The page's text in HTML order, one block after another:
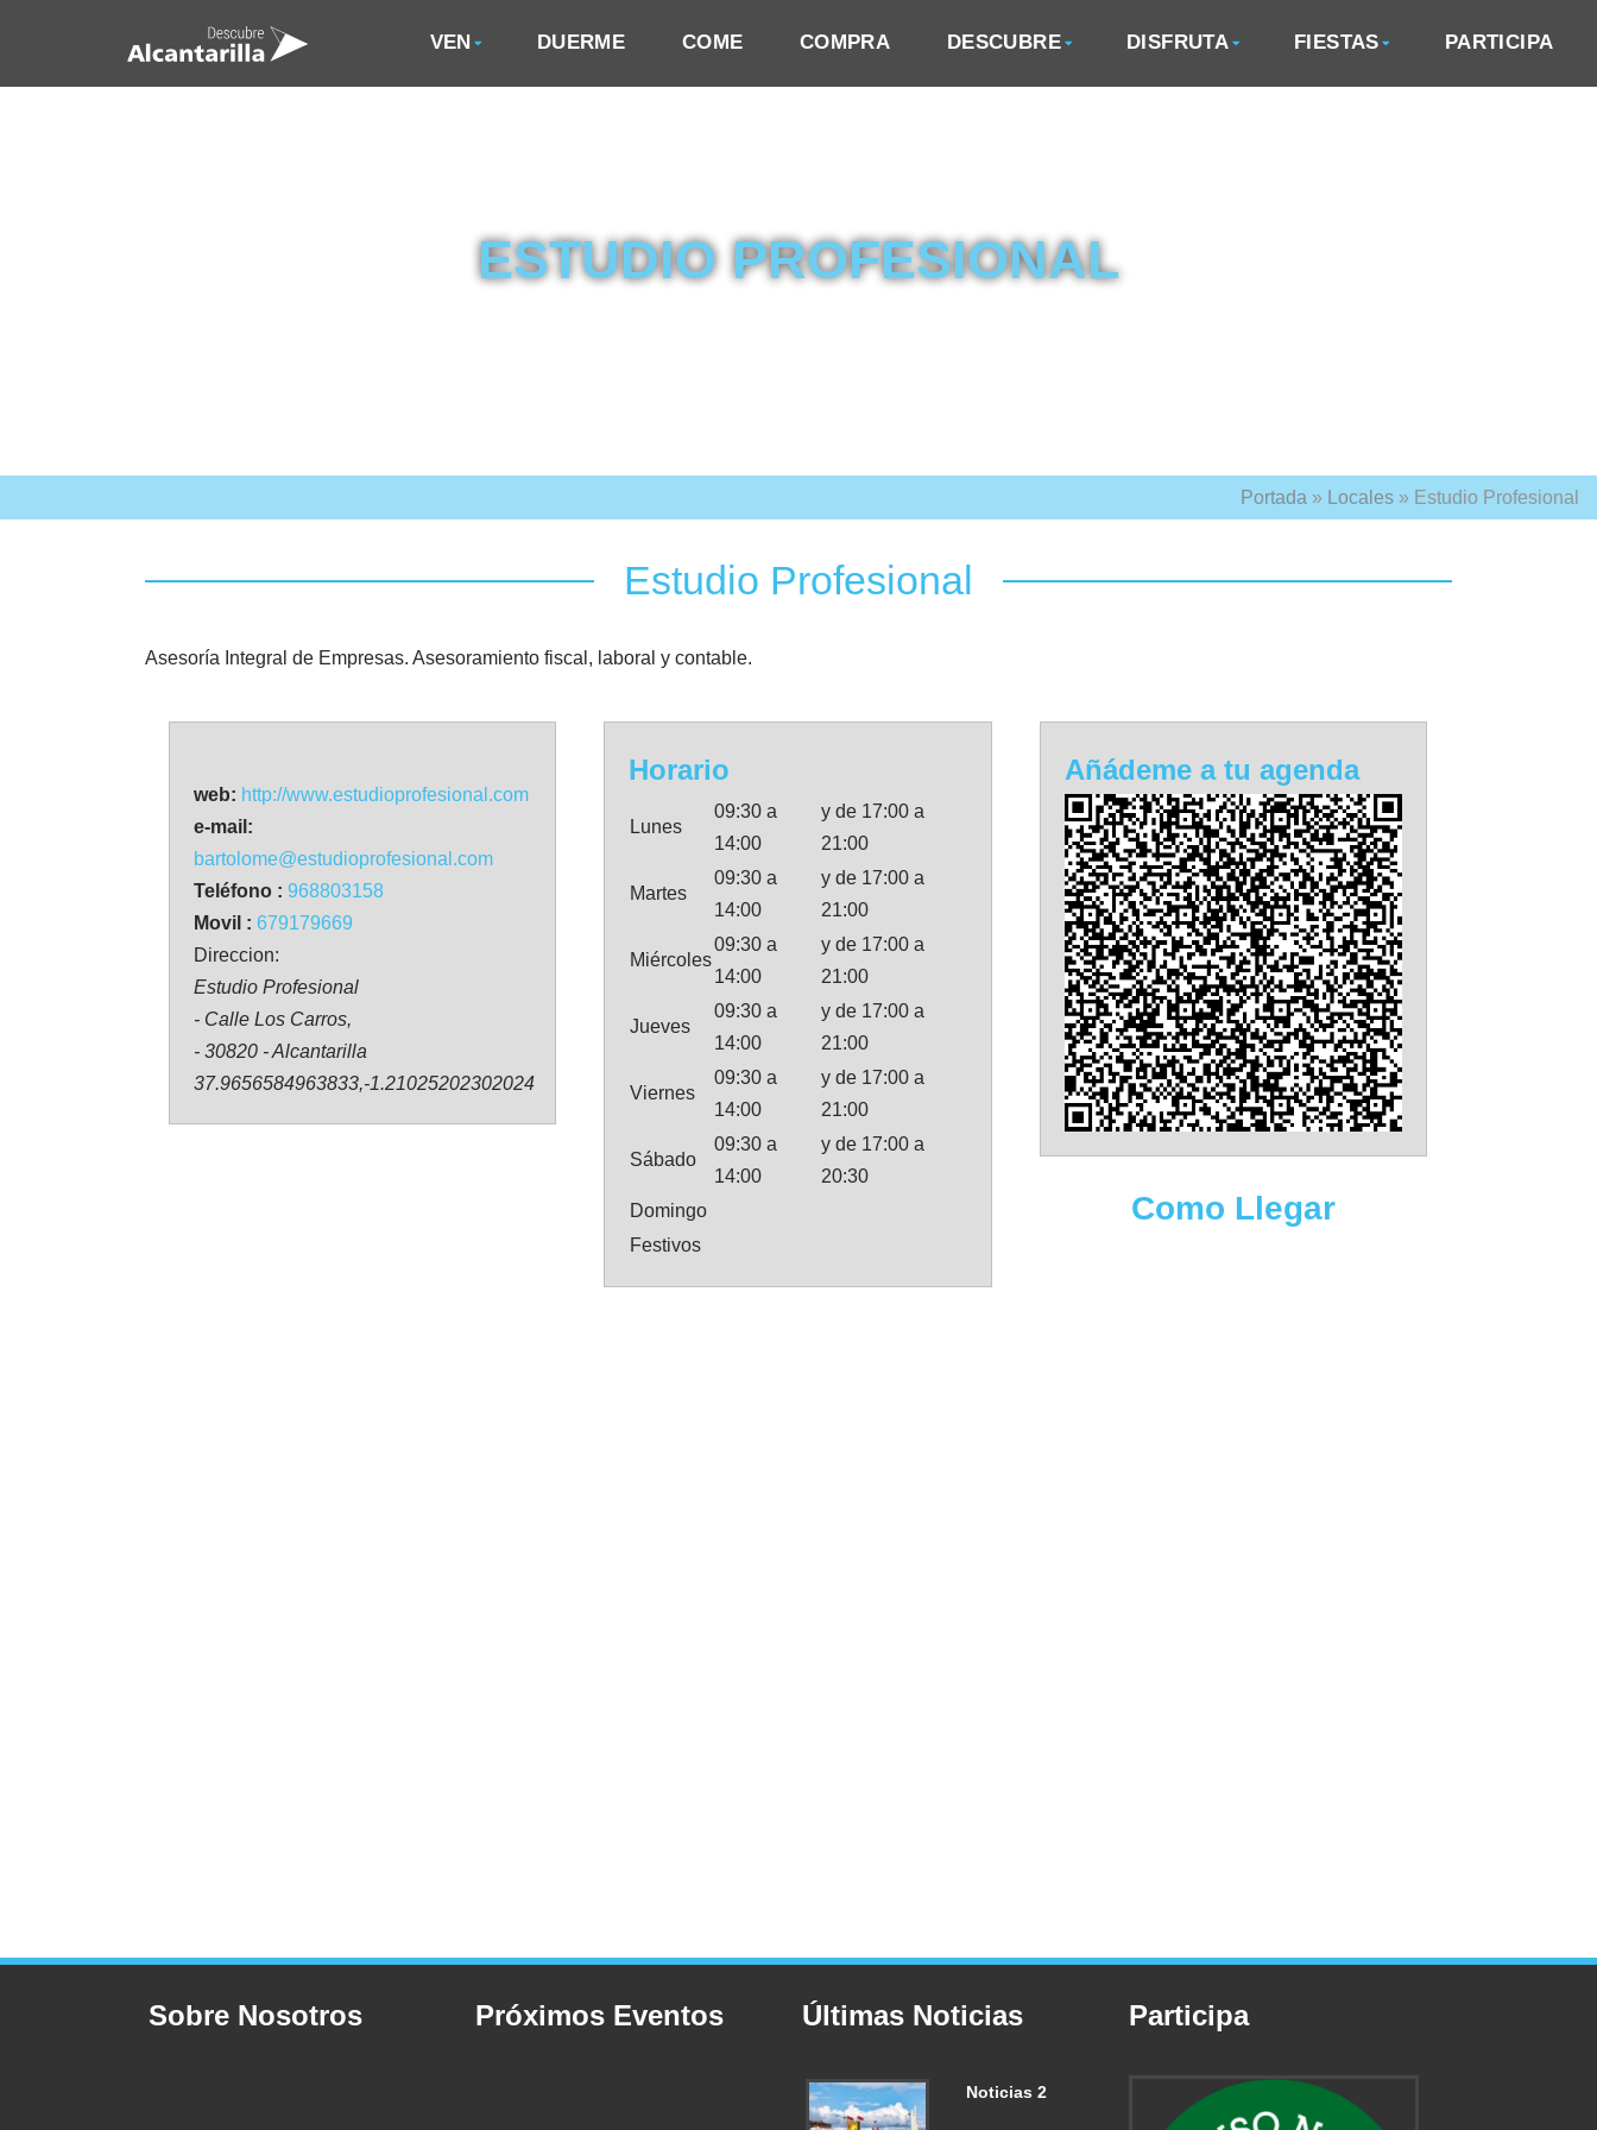
VEN DUERME COME COMPRA DESCUBRE DISFRUTA FIESTAS PARTICIPA
ESTUDIO PROFESIONAL
Portada » Locales » Estudio Profesional
Estudio Profesional
Asesoría Integral de Empresas. Asesoramiento fiscal, laboral y contable.
web: http://www.estudioprofesional.com
e-mail:
bartolome@estudioprofesional.com
Teléfono : 968803158
Movil : 679179669
Direccion:
Estudio Profesional
- Calle Los Carros,
- 30820 - Alcantarilla
37.9656584963833,-1.21025202302024
Horario
Lunes
09:30 a
14:00
y de 17:00 a
21:00
Martes
09:30 a
14:00
y de 17:00 a
21:00
Miércoles
09:30 a
14:00
y de 17:00 a
21:00
Jueves
09:30 a
14:00
y de 17:00 a
21:00
Viernes
09:30 a
14:00
y de 17:00 a
21:00
Sábado
09:30 a
14:00
y de 17:00 a
20:30
Domingo
Festivos
Añádeme a tu agenda
Como Llegar
Sobre Nosotros Próximos Eventos Últimas Noticias
Noticias 2
Participa